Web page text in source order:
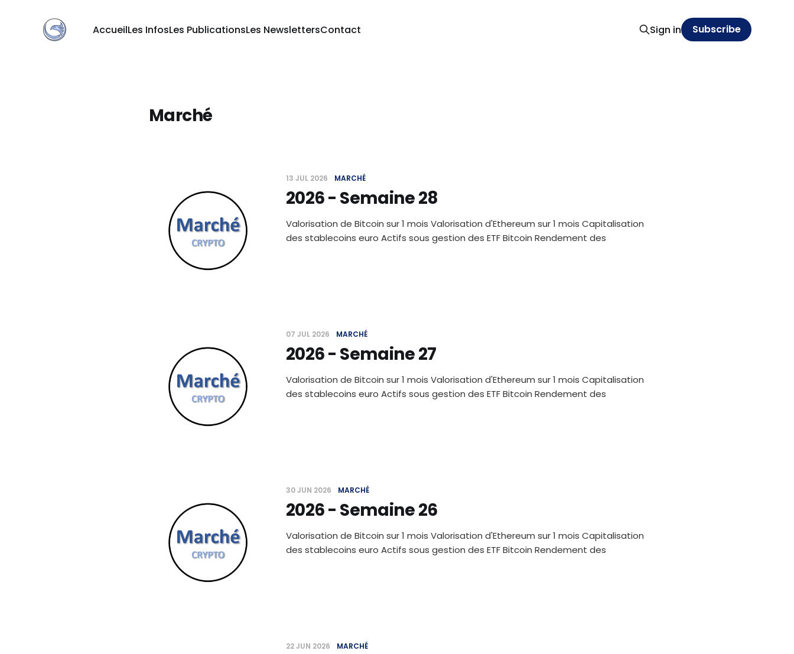
AccueilLes InfosLes PublicationsLes NewslettersContact Sign in Subscribe
Marché
13 JUL 2026 MARCHÉ
2026 - Semaine 28
Valorisation de Bitcoin sur 1 mois Valorisation d'Ethereum sur 1 mois Capitalisation
des stablecoins euro Actifs sous gestion des ETF Bitcoin Rendement des
07 JUL 2026 MARCHÉ
2026 - Semaine 27
Valorisation de Bitcoin sur 1 mois Valorisation d'Ethereum sur 1 mois Capitalisation
des stablecoins euro Actifs sous gestion des ETF Bitcoin Rendement des
30 JUN 2026 MARCHÉ
2026 - Semaine 26
Valorisation de Bitcoin sur 1 mois Valorisation d'Ethereum sur 1 mois Capitalisation
des stablecoins euro Actifs sous gestion des ETF Bitcoin Rendement des
22 JUN 2026 MARCHÉ